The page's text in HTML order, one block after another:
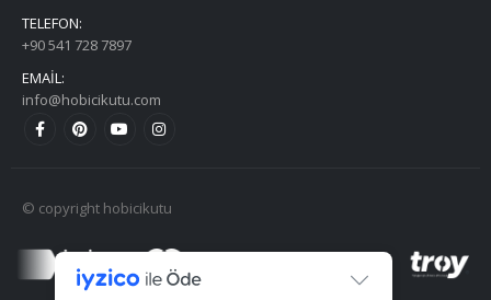
TELEFON:
+90 541 728 7897
EMAIL:
info@hobicikutu.com
© copyright hobicikutu